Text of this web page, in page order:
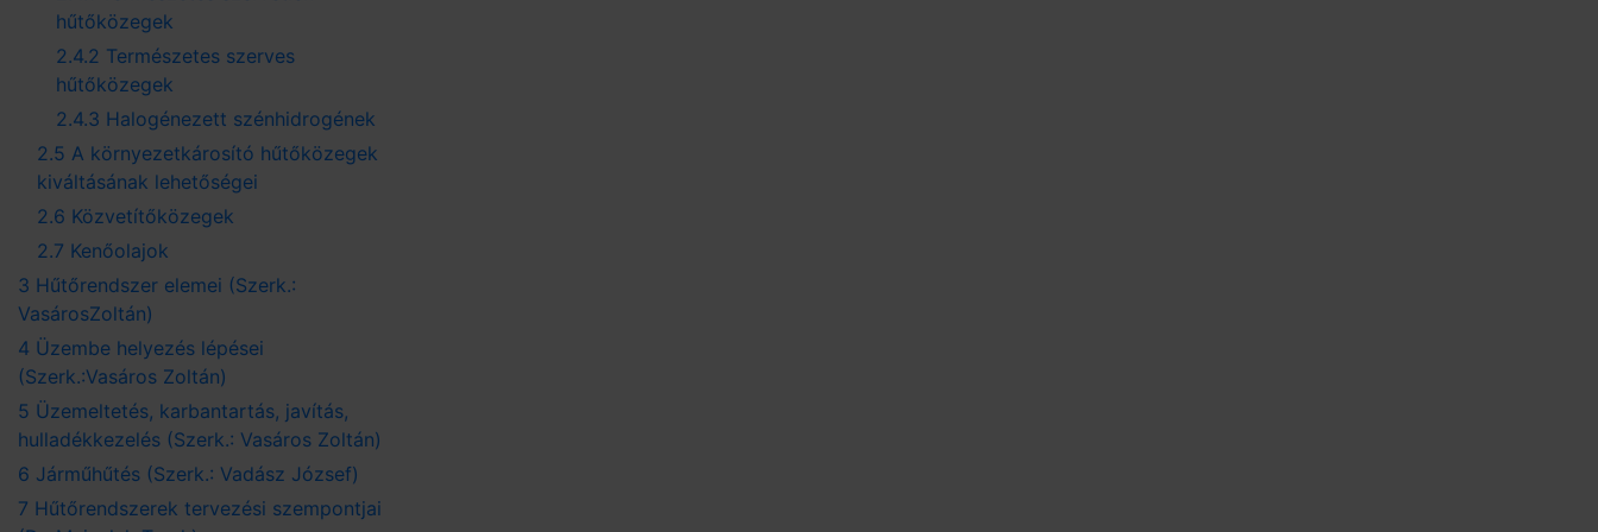
hűtőközegek
2.4.2 Természetes szerves
hűtőközegek
2.4.3 Halogénezett szénhidrogének
2.5 A környezetkárosító hűtőközegek
kiváltásának lehetőségei
2.6 Közvetítőközegek
2.7 Kenőolajok
3 Hűtőrendszer elemei (Szerk.:
VasárosZoltán)
4 Üzembe helyezés lépései
(Szerk.:Vasáros Zoltán)
5 Üzemeltetés, karbantartás, javítás,
hulladékkezelés (Szerk.: Vasáros Zoltán)
6 Járműhűtés (Szerk.: Vadász József)
7 Hűtőrendszerek tervezési szempontjai